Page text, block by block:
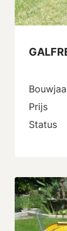
Prijs
Status